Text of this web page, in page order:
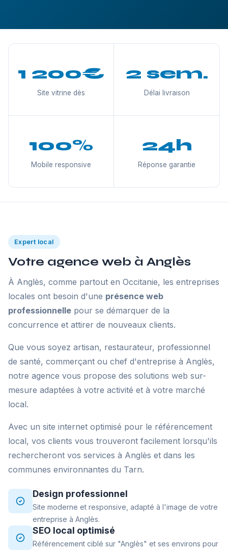
1 200€
Site vitrine dès
2 sem.
Délai livraison
100%
Mobile responsive
24h
Réponse garantie
Expert local
Votre agence web à Anglès
À Anglès, comme partout en Occitanie, les entreprises
locales ont besoin d'une présence web
professionnelle pour se démarquer de la
concurrence et attirer de nouveaux clients.
Que vous soyez artisan, restaurateur, professionnel
de santé, commerçant ou chef d'entreprise à Anglès,
notre agence vous propose des solutions web sur-
mesure adaptées à votre activité et à votre marché
local.
Avec un site internet optimisé pour le référencement
local, vos clients vous trouveront facilement lorsqu'ils
rechercheront vos services à Anglès et dans les
communes environnantes du Tarn.
Design professionnel
Site moderne et responsive, adapté à l'image de votre
entreprise à Anglès.
SEO local optimisé
Référencement ciblé sur "Anglès" et ses environs pour